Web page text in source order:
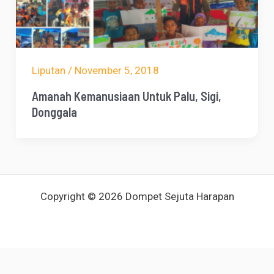
Liputan / November 5, 2018
Amanah Kemanusiaan Untuk Palu, Sigi,
Donggala
Copyright © 2026 Dompet Sejuta Harapan